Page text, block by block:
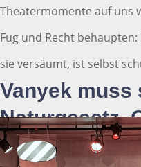
Vanyek muss
Naturgesetz.
Theatermomente auf uns
Fug und Recht
sie versäumt, ist selbst